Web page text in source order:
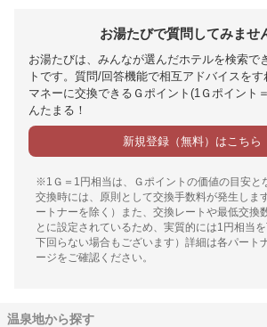
お湯たびで質問してみませ
お湯たびは、みんなが選んだホテルを検索で
トです。質問/回答機能で相互アドバイスを
マネーに交換できるＧポイント(1Ｇポイント
んたまる！
新規登録（無料）はこちら
※1Ｇ＝1円相当は、Ｇポイントの価値の目安と
交換時には、原則として交換手数料が発生しま
ートナーを除く）また、交換レートや最低交換
とに設定されているため、実質的には1円相当
下回らない場合もございます）詳細は各パート
ージをご確認ください。
温泉地から探す